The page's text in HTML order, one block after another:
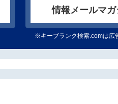
情報メールマ
※キーブランク検索.comは広